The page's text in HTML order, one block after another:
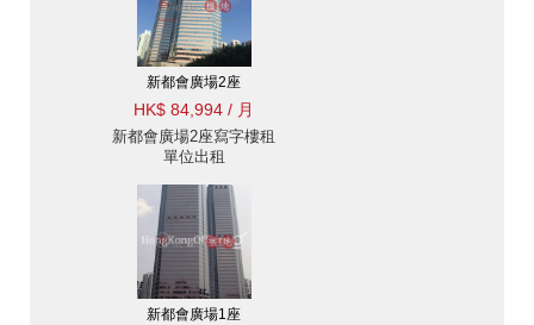
新都會廣場2座
HK$ 84,994 / 月
新都會廣場2座寫字樓租
單位出租
新都會廣場1座